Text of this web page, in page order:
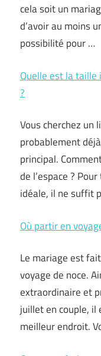
cela soit un
d’avoir au moins
possibilité pour …
Quelle est la taille
?
Vous cherchez un
probablement
principal.
de l’espace ?
idéale, il ne suffit
Où partir en
Le mariage est
voyage de noce.
extraordinaire et
juillet en couple,
meilleur endroit.